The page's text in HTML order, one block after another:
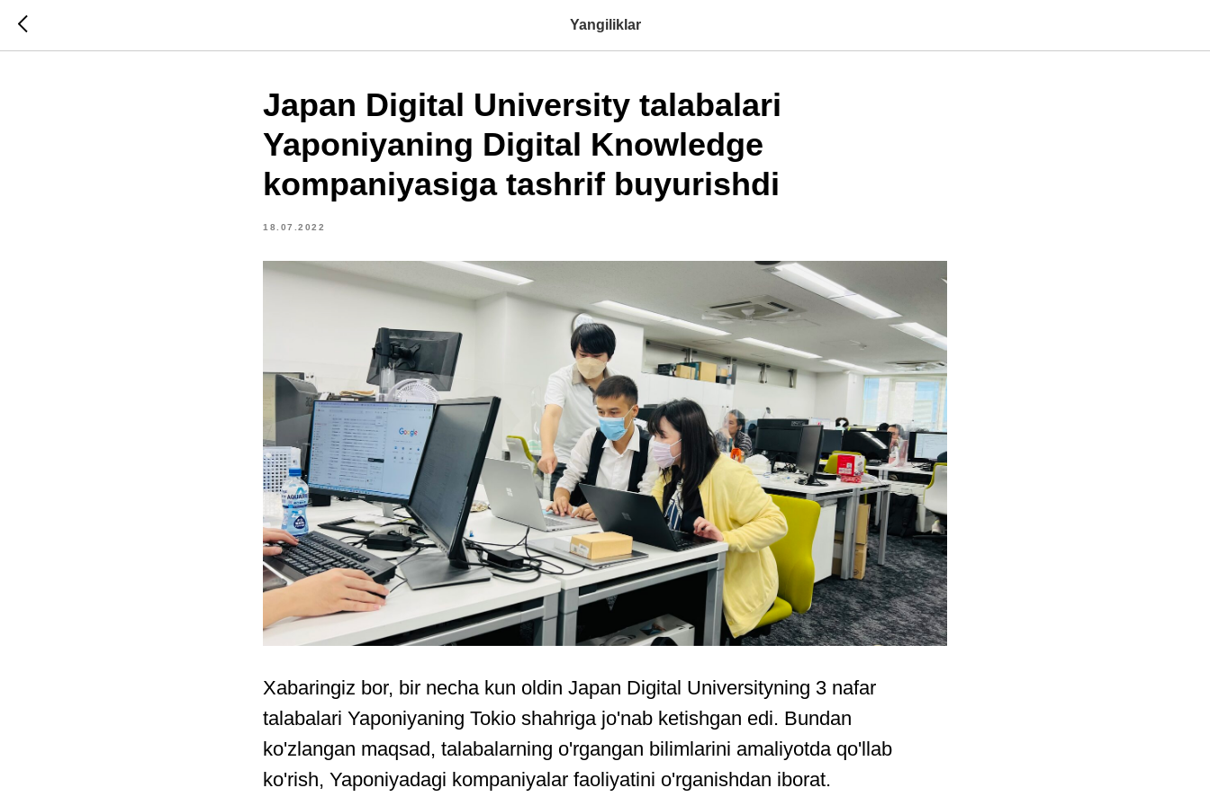
Yangiliklar
Japan Digital University talabalari
Yaponiyaning Digital Knowledge
kompaniyasiga tashrif buyurishdi
18.07.2022
Xabaringiz bor, bir necha kun oldin Japan Digital Universityning 3 nafar
talabalari Yaponiyaning Tokio shahriga jo'nab ketishgan edi. Bundan
ko'zlangan maqsad, talabalarning o'rgangan bilimlarini amaliyotda qo'llab
ko'rish, Yaponiyadagi kompaniyalar faoliyatini o'rganishdan iborat.